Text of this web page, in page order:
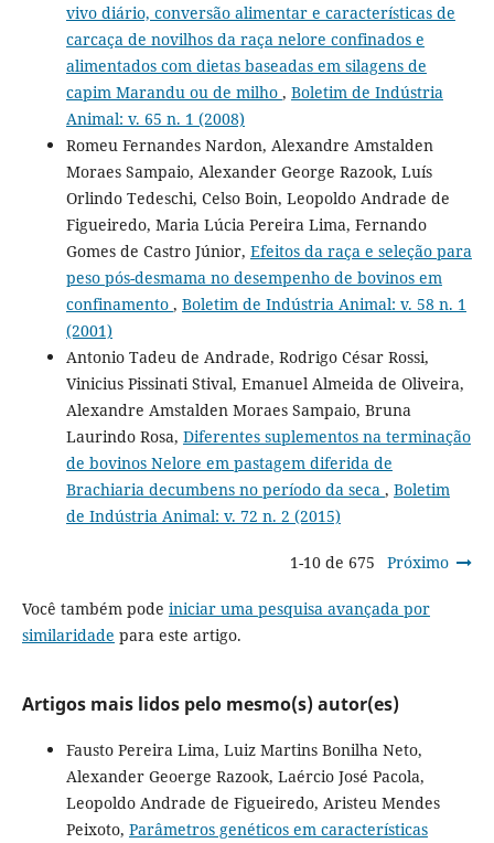
vivo diário, conversão alimentar e características de
carcaça de novilhos da raça nelore confinados e
alimentados com dietas baseadas em silagens de
capim Marandu ou de milho , Boletim de Indústria
Animal: v. 65 n. 1 (2008)
Romeu Fernandes Nardon, Alexandre Amstalden
Moraes Sampaio, Alexander George Razook, Luís
Orlindo Tedeschi, Celso Boin, Leopoldo Andrade de
Figueiredo, Maria Lúcia Pereira Lima, Fernando
Gomes de Castro Júnior, Efeitos da raça e seleção para
peso pós-desmama no desempenho de bovinos em
confinamento , Boletim de Indústria Animal: v. 58 n. 1
(2001)
Antonio Tadeu de Andrade, Rodrigo César Rossi,
Vinicius Pissinati Stival, Emanuel Almeida de Oliveira,
Alexandre Amstalden Moraes Sampaio, Bruna
Laurindo Rosa, Diferentes suplementos na terminação
de bovinos Nelore em pastagem diferida de
Brachiaria decumbens no período da seca , Boletim
de Indústria Animal: v. 72 n. 2 (2015)
1-10 de 675 Próximo
Você também pode iniciar uma pesquisa avançada por
similaridade para este artigo.
Artigos mais lidos pelo mesmo(s) autor(es)
Fausto Pereira Lima, Luiz Martins Bonilha Neto,
Alexander Geoerge Razook, Laércio José Pacola,
Leopoldo Andrade de Figueiredo, Aristeu Mendes
Peixoto, Parâmetros genéticos em características